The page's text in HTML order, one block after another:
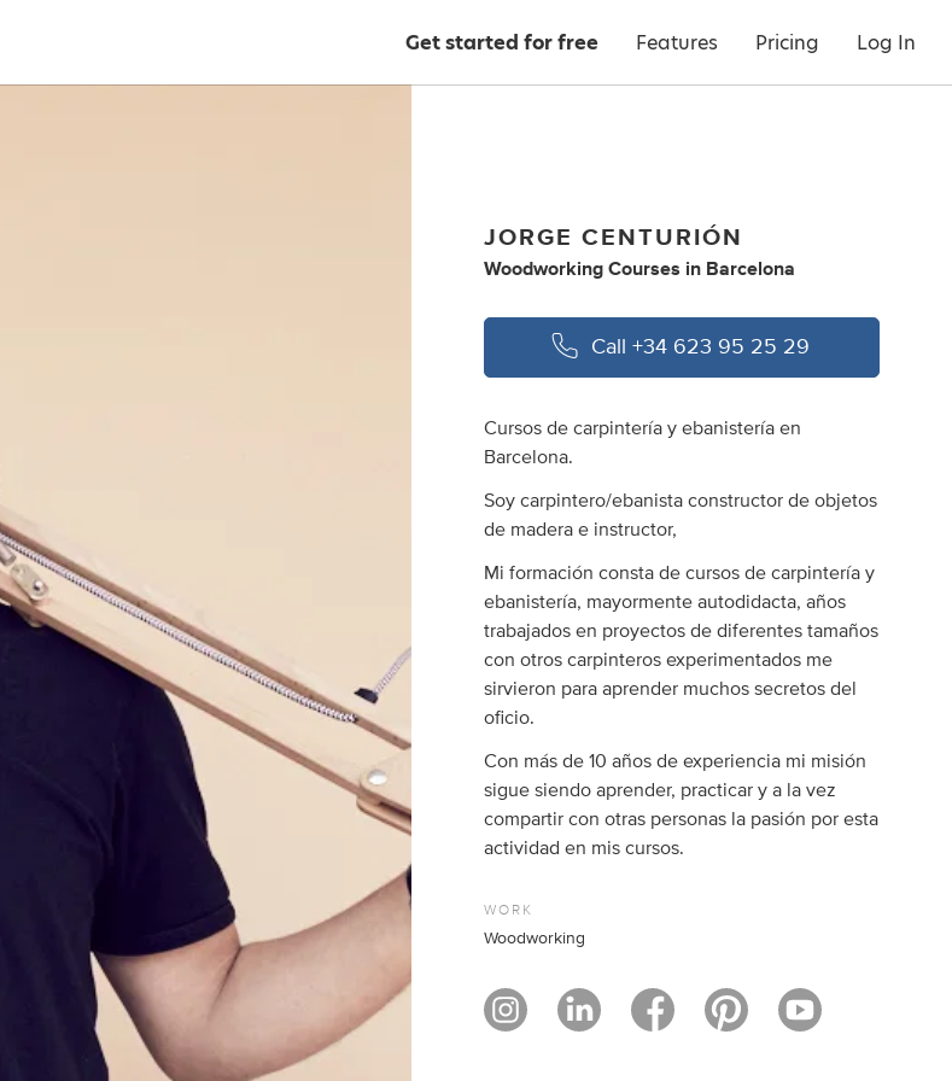
Get started for free Features Pricing Log In
JORGE CENTURIÓN
Woodworking Courses in Barcelona
Call+34 623 95 25 29
Cursos de carpintería y ebanistería en
Barcelona.
Soy carpintero/ebanista constructor de objetos
de madera e instructor,
Mi formación consta de cursos de carpintería y
ebanistería, mayormente autodidacta, años
trabajados en proyectos de diferentes tamaños
con otros carpinteros experimentados me
sirvieron para aprender muchos secretos del
oficio.
Con más de 10 años de experiencia mi misión
sigue siendo aprender, practicar y a la vez
compartir con otras personas la pasión por esta
actividad en mis cursos.
WORK
Woodworking